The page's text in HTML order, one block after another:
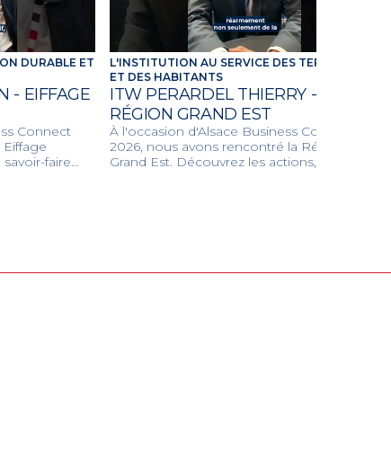
DURABLE ET
- EIFFAGE
Connect
faire
de
L'INSTITUTION AU SERVICE DES TERRITOIRES
ET DES HABITANTS
ITW PERARDEL THIERRY -
RÉGION GRAND EST
À l'occasion d'Alsace Business Connect
2026, nous avons rencontré la Région
Grand Est. Découvrez les actions, les